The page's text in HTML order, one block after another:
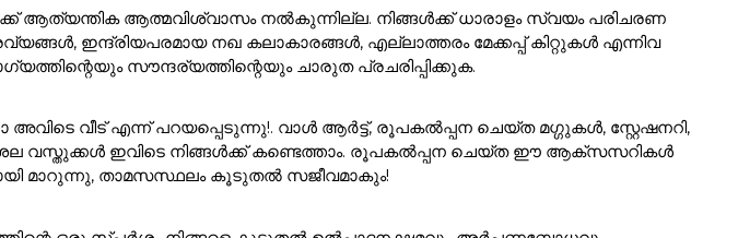
ആത്യന്തിക ആത്മവിശ്വാസം നൽകുന്നില്ല. നിങ്ങൾക്ക് ധാരാളം സ്വയം പരിചരണ
ഇന്ദ്രിയപരമായ നഖ കലാകാരങ്ങൾ, എല്ലാത്തരം മേക്കപ്പ് കിറ്റുകൾ എന്നിവ
സൗന്ദര്യത്തിന്റെയും ചാരുത പ്രചരിപ്പിക്കുക.
വീട് എന്ന് പറയപ്പെടുന്നു!. വാൾ ആർട്ട്, രൂപകൽപ്പന ചെയ്ത മഗ്ഗുകൾ, സ്റ്റേഷനറി,
ഇവിടെ നിങ്ങൾക്ക് കണ്ടെത്താം. രൂപകൽപ്പന ചെയ്ത ഈ ആക്സസറികൾ
മാറുന്നു, താമസസ്ഥലം കൂടുതൽ സജീവമാകും!